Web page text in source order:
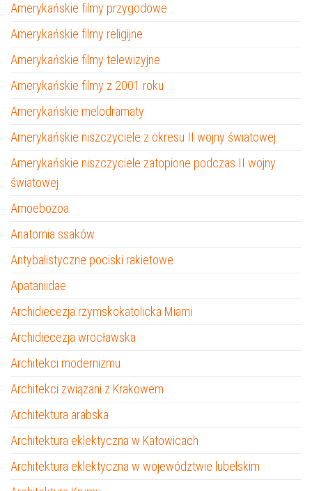
Amerykańskie filmy przygodowe
Amerykańskie filmy religijne
Amerykańskie filmy telewizyjne
Amerykańskie filmy z 2001 roku
Amerykańskie melodramaty
Amerykańskie niszczyciele z okresu II wojny światowej
Amerykańskie niszczyciele zatopione podczas II wojny
światowej
Amoebozoa
Anatomia ssaków
Antybalistyczne pociski rakietowe
Apataniidae
Archidiecezja rzymskokatolicka Miami
Archidiecezja wrocławska
Architekci modernizmu
Architekci związani z Krakowem
Architektura arabska
Architektura eklektyczna w Katowicach
Architektura eklektyczna w województwie lubelskim